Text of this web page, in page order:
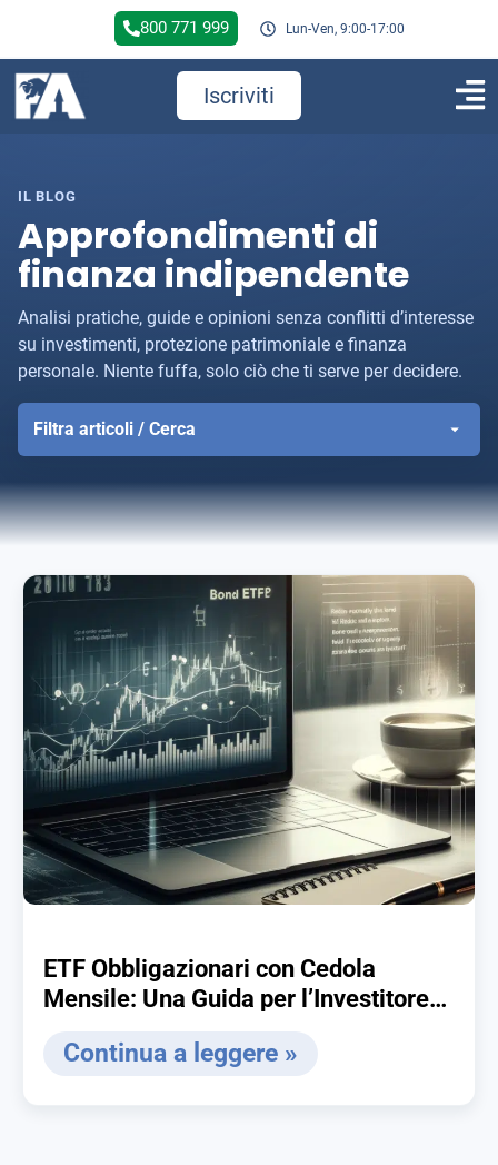
800 771 999 Lun-Ven, 9:00-17:00
Iscriviti
IL BLOG
Approfondimenti di
finanza indipendente
Analisi pratiche, guide e opinioni senza conflitti d’interesse
su investimenti, protezione patrimoniale e finanza
personale. Niente fuffa, solo ciò che ti serve per decidere.
Filtra articoli / Cerca
ETF Obbligazionari con Cedola
Mensile: Una Guida per l’Investitore
Continua a leggere »